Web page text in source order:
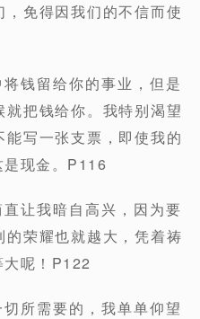
免得因我们的不信而使
钱留给你的事业，但是
把钱给你。我特别渴望
写一张支票，即使我的
是现金。P116
让我暗自高兴，因为要
荣耀也就越大，凭着祷
呢！P122
所需要的，我单单仰望